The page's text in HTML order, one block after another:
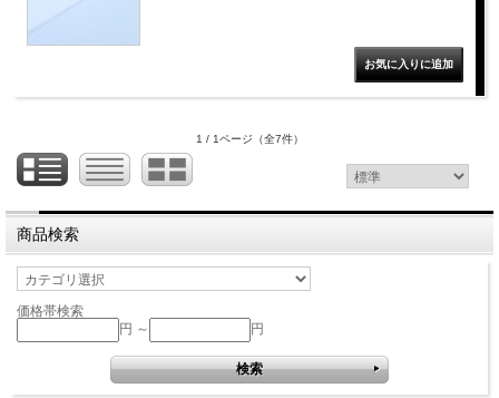
1 / 1ページ （全7件）
商品検索
価格帯検索
円 ～
円